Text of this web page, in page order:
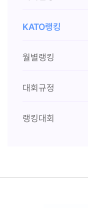
KATO랭킹
월별랭킹
대회규정
랭킹대회